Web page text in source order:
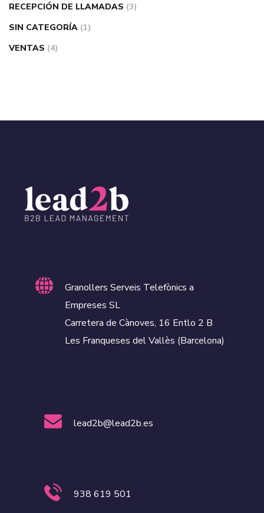
RECEPCIÓN DE LLAMADAS (3)
SIN CATEGORÍA (1)
VENTAS (4)
Granollers Serveis Telefònics a
Empreses SL
Carretera de Cànoves, 16 Entlo 2 B
Les Franqueses del Vallès (Barcelona)
lead2b@lead2b.es
938 619 501